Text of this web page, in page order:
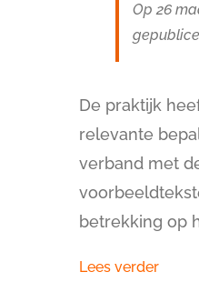
Op 26
De praktijk
relevante
verband met
betrekking op
Lees verder